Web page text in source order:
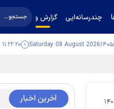
چندرسانه‌ایی گزارش و گفت‌وگو
Saturday 08 August 2026 ۱۱:۲۲:۲۱
۰۱ آخرین اخبار